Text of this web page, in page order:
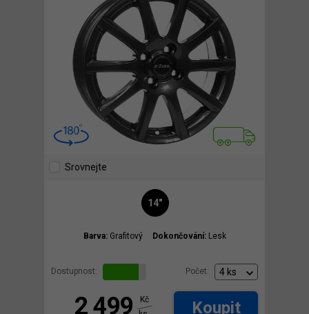
Srovnejte
14"
Barva: Grafitový Dokončování: Lesk
Dostupnost: Počet:
2 499
Kč
Koupit